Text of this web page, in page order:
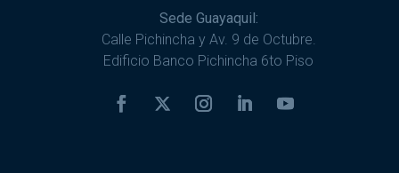
Sede Guayaquil:
Calle Pichincha y Av. 9 de Octubre.
Edificio Banco Pichincha 6to Piso